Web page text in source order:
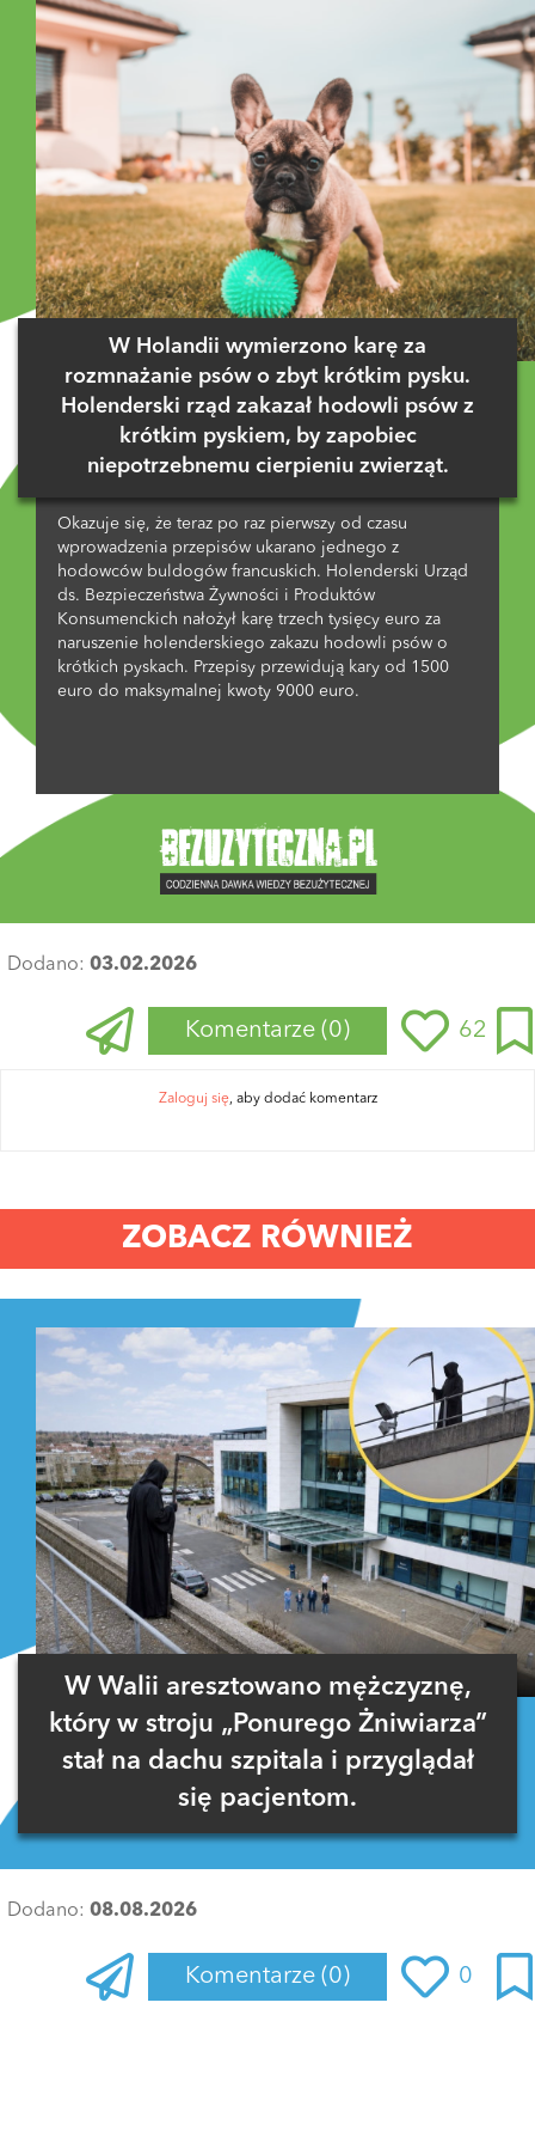
W Holandii wymierzono karę za
rozmnażanie psów o zbyt krótkim pysku.
Holenderski rząd zakazał hodowli psów z
krótkim pyskiem, by zapobiec
niepotrzebnemu cierpieniu zwierząt.
Okazuje się, że teraz po raz pierwszy od czasu
wprowadzenia przepisów ukarano jednego z
hodowców buldogów francuskich. Holenderski Urząd
ds. Bezpieczeństwa Żywności i Produktów
Konsumenckich nałożył karę trzech tysięcy euro za
naruszenie holenderskiego zakazu hodowli psów o
krótkich pyskach. Przepisy przewidują kary od 1500
euro do maksymalnej kwoty 9000 euro.
Dodano: 03.02.2026
Komentarze (0) 62
Zaloguj się, aby dodać komentarz
ZOBACZ RÓWNIEŻ
W Walii aresztowano mężczyznę,
który w stroju „Ponurego Żniwiarza”
stał na dachu szpitala i przyglądał
się pacjentom.
Dodano: 08.08.2026
Komentarze (0) 0